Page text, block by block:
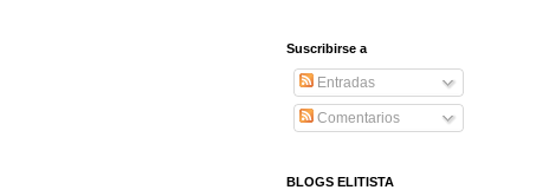
Suscribirse a
Entradas
Comentarios
BLOGS ELITISTA